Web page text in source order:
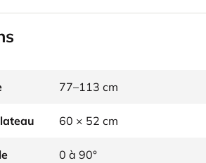
77–113 cm
60 × 52 cm
0 à 90°